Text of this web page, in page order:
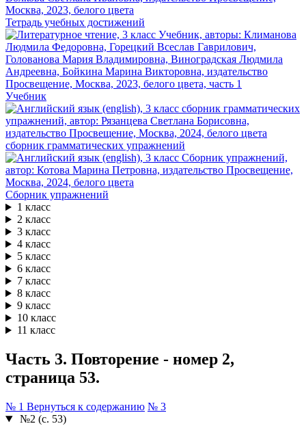
Тетрадь учебных достижений
Учебник
сборник грамматических упражнений
Сборник упражнений
1 класс
2 класс
3 класс
4 класс
5 класс
6 класс
7 класс
8 класс
9 класс
10 класс
11 класс
Часть 3. Повторение - номер 2,
страница 53.
№ 1 Вернуться к содержанию № 3
№2 (с. 53)